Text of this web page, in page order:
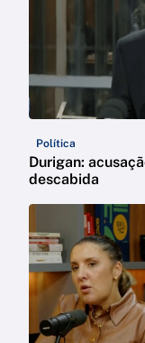
Política
Durigan:
descabida